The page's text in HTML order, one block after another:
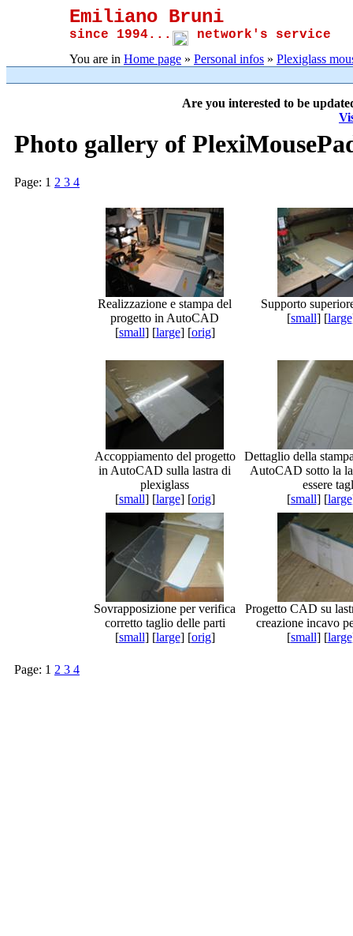
Emiliano Bruni
since 1994... network's service
You are in Home page » Personal infos » Plexiglass
Are you interested to be
Photo gallery of
Page: 1 2 3 4
Realizzazione e stampa del
progetto in AutoCAD
[small] [large] [orig]
Supporto
[small] [large
Accoppiamento del progetto
in AutoCAD sulla lastra di
plexiglass
[small] [large] [orig]
Dettaglio della
AutoCAD sotto la
essere
[small] [large
Sovrapposizione per verifica
corretto taglio delle parti
[small] [large] [orig]
Progetto CAD su
creazione incavo
[small] [large
Page: 1 2 3 4